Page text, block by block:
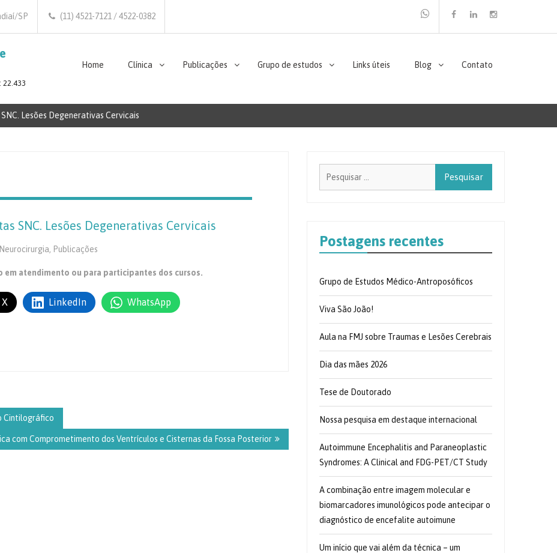
SP
(11) 4521-7121 / 4522-0382
22.433
Home Clínica Publicações Grupo de estudos Links úteis Blog Contato
Lesões Degenerativas Cervicais
SNC. Lesões Degenerativas Cervicais
Neurocirurgia, Publicações
em atendimento ou para participantes dos cursos.
LinkedIn WhatsApp
Cintilográfico
com Comprometimento dos Ventrículos e Cisternas da Fossa Posterior
Postagens recentes
Grupo de Estudos Médico-Antroposóficos
Viva São João!
Aula na FMJ sobre Traumas e Lesões Cerebrais
Dia das mães 2026
Tese de Doutorado
Nossa pesquisa em destaque internacional
Autoimmune Encephalitis and Paraneoplastic
Syndromes: A Clinical and FDG-PET/CT Study
A combinação entre imagem molecular e
biomarcadores imunológicos pode antecipar o
diagnóstico de encefalite autoimune
Um início que vai além da técnica – um